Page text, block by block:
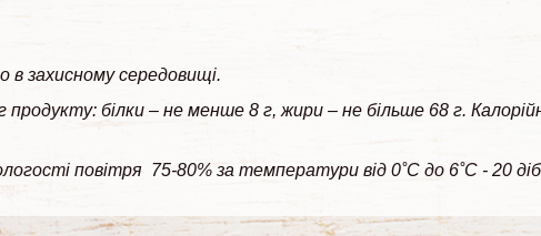
в захисному середовищі.
продукту: білки – не менше 8 г, жири – не більше 68 г.
повітря 75-80% за температури від 0˚С до 6˚С - 20